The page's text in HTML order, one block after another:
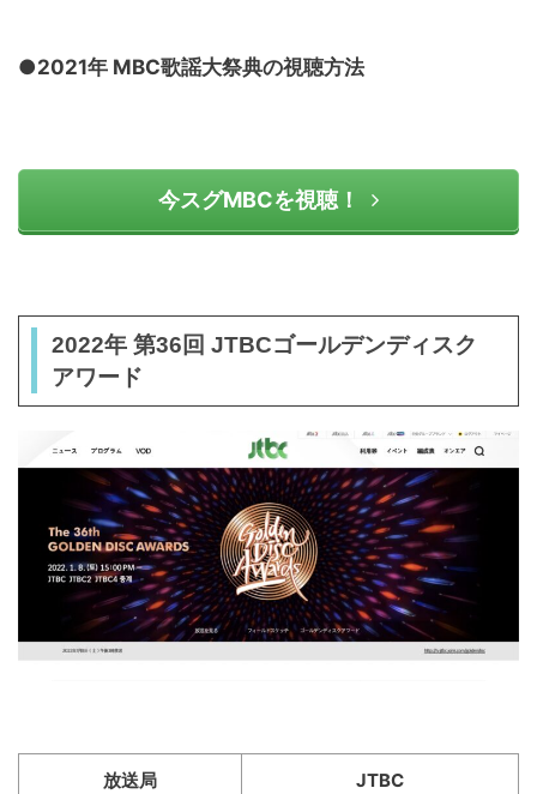
●2021年 MBC歌謡大祭典の視聴方法
今スグMBCを視聴！
2022年 第36回 JTBCゴールデンディスク
アワード
放送局 JTBC